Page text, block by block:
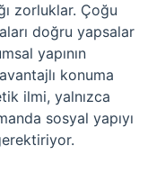
zorluklar. Çoğu
doğru yapsalar
yapının
konuma
ilmi, yalnızca
sosyal yapıyı